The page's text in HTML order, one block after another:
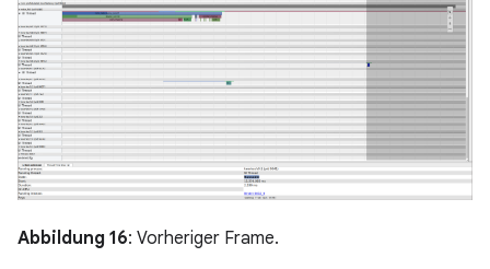
Abbildung 16: Vorheriger Frame.